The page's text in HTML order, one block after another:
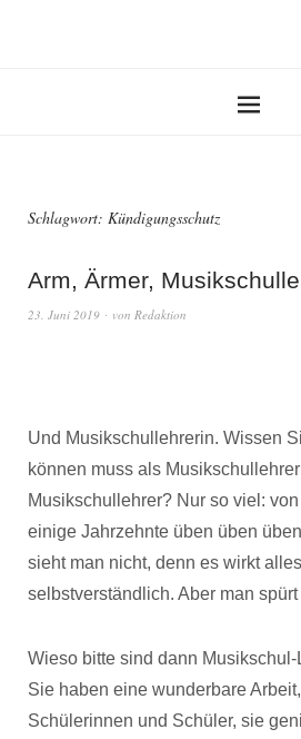
Schlagwort: Kündigungsschutz
Arm, Ärmer,
23. Juni 2019 von Redaktion
Und Musikschullehrerin. Wissen
können muss als
Musikschullehrer? Nur so viel:
einige Jahrzehnte üben üben
sieht man nicht, denn es wirkt
selbstverständlich. Aber man
Wieso bitte sind dann
Sie haben eine wunderbare
Schülerinnen und Schüler, sie